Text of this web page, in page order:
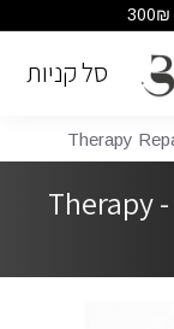
שמפו מקצועי לתוספות שיער - Therapy